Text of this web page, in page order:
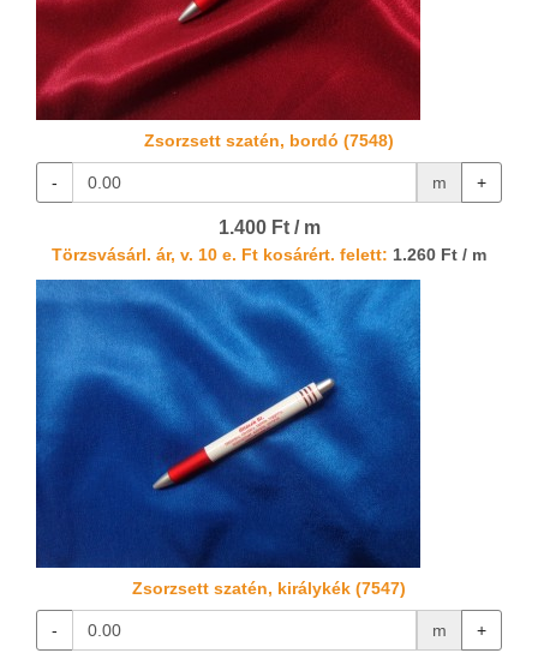
Zsorzsett szatén, bordó (7548)
- m +
1.400 Ft / m
Törzsvásárl. ár, v. 10 e. Ft kosárért. felett: 1.260 Ft / m
Zsorzsett szatén, királykék (7547)
- m +